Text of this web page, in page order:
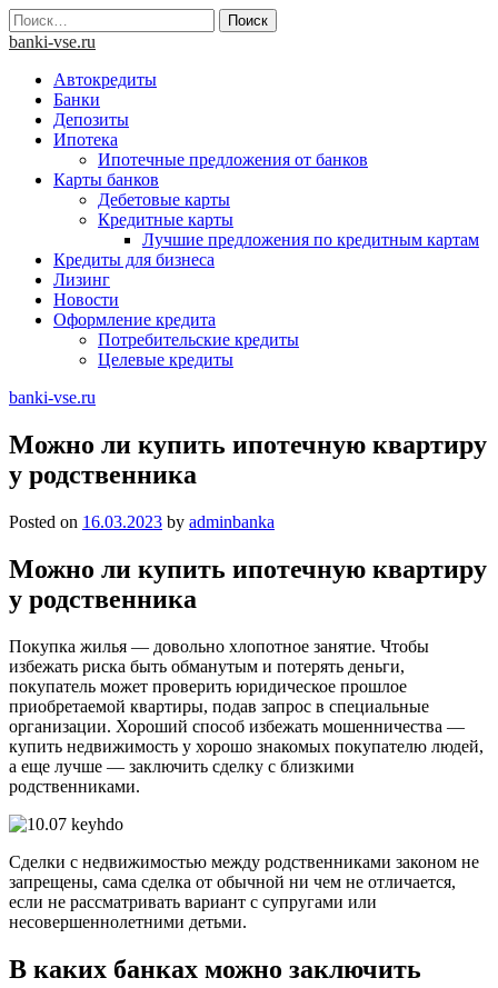
Skip
to
Найти:
banki-vse.ru
Автокредиты
Банки
Депозиты
Ипотека
Ипотечные предложения от банков
Карты банков
Дебетовые карты
Кредитные карты
Лучшие предложения по кредитным картам
Кредиты для бизнеса
Лизинг
Новости
Оформление кредита
Потребительские кредиты
Целевые кредиты
banki-vse.ru
Можно ли купить ипотечную квартиру
у родственника
Posted on 16.03.2023 by adminbanka
Можно ли купить ипотечную квартиру
у родственника
Покупка жилья — довольно хлопотное занятие. Чтобы
избежать риска быть обманутым и потерять деньги,
покупатель может проверить юридическое прошлое
приобретаемой квартиры, подав запрос в специальные
организации. Хороший способ избежать мошенничества —
купить недвижимость у хорошо знакомых покупателю людей,
а еще лучше — заключить сделку с близкими
родственниками.
Сделки с недвижимостью между родственниками законом не
запрещены, сама сделка от обычной ни чем не отличается,
если не рассматривать вариант с супругами или
несовершеннолетними детьми.
В каких банках можно заключить